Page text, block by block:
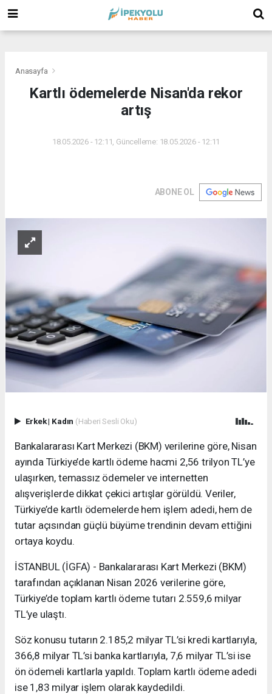
Anasayfa
Kartlı ödemelerde Nisan'da rekor
artış
18.05.2026 - 12:11, Güncelleme: 18.05.2026 - 12:11
ABONE OL
Erkek| Kadın (Haberi Sesli Oku)
Bankalararası Kart Merkezi (BKM) verilerine göre, Nisan
ayında Türkiye’de kartlı ödeme hacmi 2,56 trilyon TL’ye
ulaşırken, temassız ödemeler ve internetten
alışverişlerde dikkat çekici artışlar görüldü. Veriler,
Türkiye’de kartlı ödemelerde hem işlem adedi, hem de
tutar açısından güçlü büyüme trendinin devam ettiğini
ortaya koydu.
İSTANBUL (İGFA) - Bankalararası Kart Merkezi (BKM)
tarafından açıklanan Nisan 2026 verilerine göre,
Türkiye’de toplam kartlı ödeme tutarı 2.559,6 milyar
TL’ye ulaştı.
Söz konusu tutarın 2.185,2 milyar TL’si kredi kartlarıyla,
366,8 milyar TL’si banka kartlarıyla, 7,6 milyar TL’si ise
ön ödemeli kartlarla yapıldı. Toplam kartlı ödeme adedi
ise 1,83 milyar işlem olarak kaydedildi.